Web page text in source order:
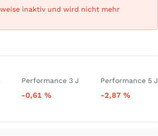
inaktiv und wird nicht mehr
Performance 3 J
-0,61 %
Performance 5 J
-2,87 %